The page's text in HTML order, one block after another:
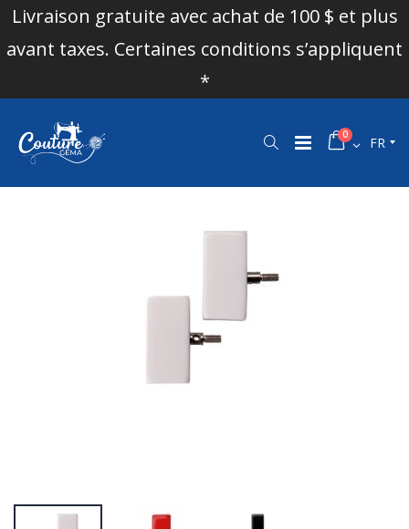
Livraison gratuite avec achat de 100 $ et plus
avant taxes. Certaines conditions s’appliquent
*
0 FR